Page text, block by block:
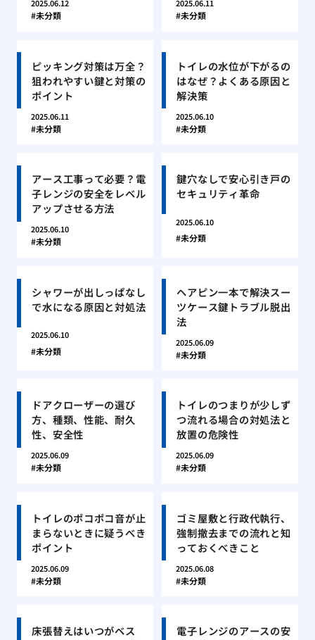
2025.06.12
未分類
2025.06.11
未分類
ピッキング対策は万全？
狙われやすい鍵と対策の
ポイント
2025.06.11
未分類
トイレの水位が下がるの
はなぜ？よくある原因と
解決策
2025.06.10
未分類
アース工事って必要？電
子レンジの安全をレベル
アップさせる方法
2025.06.10
未分類
鍵穴なしで安心引き戸の
セキュリティ革命
2025.06.10
未分類
シャワーが出しっぱなし
で水になる原因と対処法
2025.06.10
未分類
ヘアピン一本で解決スー
ツケース鍵トラブル脱出
法
2025.06.09
未分類
ドアクローザーの選び
方、種類、性能、耐久
性、安全性
2025.06.09
未分類
トイレのつまりが少しず
つ流れる場合の対処法と
放置の危険性
2025.06.09
未分類
トイレのポコポコ音が止
まらないときに疑うべき
ポイント
2025.06.09
未分類
ゴミ屋敷と行政代執行、
強制撤去までの流れと知
っておくべきこと
2025.06.08
未分類
床張替えはいつがベス
電子レンジのアースの安